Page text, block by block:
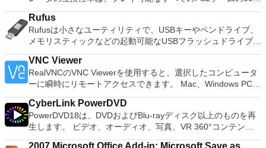
換パーティションを回復する
Add new effects with LADSPA plug-ins. And more!
以上を誇っています。かなり強力なコンピューターを所有して
いる場合、PCSX2は優れたエミュレーターです。また、この
アプリケーションはローエンドコンピューターのサポートも提
供するため、Playstation 2コンソールのすべての所有者は、
PCで動作するゲームを見ることができます。 PCSX2エミュレ
ーターを使用すると、PS2コントローラーを使用して、本物の
プレイステーション体験をシミュレートできます。このアプリ
ケーションでは、ディスクからゲームを直接実行することも、
ハードドライブからISOイメージとして実行することもできま
す。 主な機能は次のとおりです。 Savestates：ボタンを1つ
押すだけで、ゲームの現在の「状態」を保存できます。 無制
限のメモリーカード：好きなだけメモリーカードを保存でき、
8MBから64MBまでの単一の物理カードに制限されなくなりま
Rufus
Rufusは小さなユーティリティで、USBキーやペンドライブ、
メモリスティックなどの起動可能なUSBフラッシュドライブを
フォーマットおよび作成できます。 Rufusは、次のシナリオで
役立ちます。 Windows、Linux、およびUEFI用の起動可能な
ISOからUSBインストールメディアを作成する必要がある場
合。 OSがインストールされていないシステムで作業する必要
がある場合。 BIOSまたはその他のファームウェアをDOSから
フラッシュする必要がある場合。 低レベルのユーティリティ
を実行する必要がある場合。 Rufusは次の* ISOで動作しま
す：Arch Linux、Archbang、BartPE / pebuilder、CentOS、
Damn Small Linux、Fedora、FreeDOS、Gentoo、
VNC Viewer
RealVNCのVNC Viewerを使用すると、選択したコンピュータ
ーに瞬時にリモートアクセスできます。 Mac、Windows PC、
またはLinuxマシン、世界中のどこからでも。 VNC Viewerを
使用すると、コンピューターのデスクトップを表示したり、コ
ンピューターの前に直接座っているかのようにマウスとキーボ
ードを制御したりできます。 VNC Viewerは、インストールと
使用が簡単です。制御したいデバイスでインストーラーを実行
CyberLink PowerDVD
PowerDVD18は、DVDおよびBlu-rayディスク以上のものを再
生します。 ビデオ、オーディオ、写真、VR 360°コンテン
ツ、さらにはYouTubeやVimeoにとっても、PowerDVD18は重
2007 Microsoft Office Add-in: Microsoft Save as